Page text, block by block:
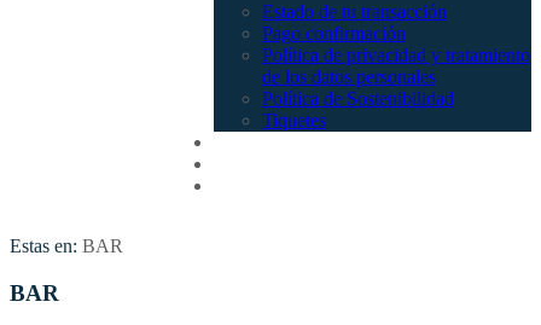
Estado de tu transacción
Pago confirmación
Política de privacidad y tratamiento
de los datos personales
Política de Sostenibilidad
Tiquetes
Estas en: BAR
BAR